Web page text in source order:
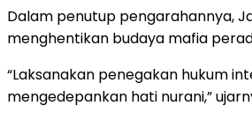
Dalam penutup pengarahannya,
menghentikan budaya mafia
“Laksanakan penegakan hukum
mengedepankan hati nurani,”